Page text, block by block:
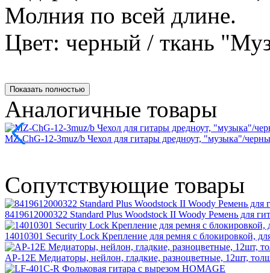
Молния по всей длине.
Цвет: черный / ткань
Показать полностью
Аналогичные товары
MZ-ChG-12-3muz/b Чехол для гитары дредноут, "музыка"/
Сопутствующие товары
8419612000322 Standard Plus Woodstock II Woody Ремень для
14010301 Security Lock Крепление для ремня с блокировкой,
AP-12E Медиаторы, нейлон, гладкие, разноцветные, 12шт,